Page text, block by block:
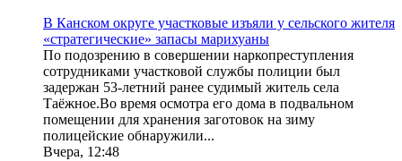
В Канском округе участковые изъяли у сельского жителя
«стратегические» запасы марихуаны
По подозрению в совершении наркопреступления
сотрудниками участковой службы полиции был
задержан 53-летний ранее судимый житель села
Таёжное.Во время осмотра его дома в подвальном
помещении для хранения заготовок на зиму
полицейские обнаружили...
Вчера, 12:48